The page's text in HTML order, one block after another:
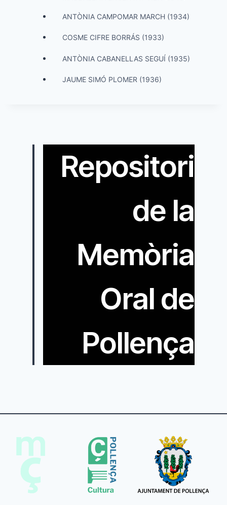
ANTÒNIA CAMPOMAR MARCH (1934)
COSME CIFRE BORRÁS (1933)
ANTÒNIA CABANELLAS SEGUÍ (1935)
JAUME SIMÓ PLOMER (1936)
Repositori
de la
Memòria
Oral de
Pollença